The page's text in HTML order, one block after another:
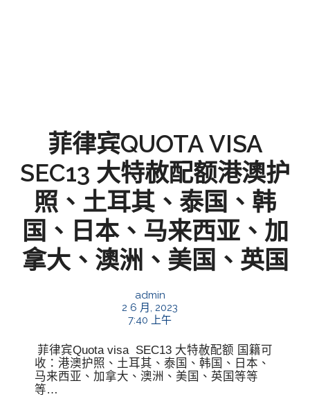
菲律宾QUOTA VISA
SEC13 大特赦配额港澳护
照、土耳其、泰国、韩
国、日本、马来西亚、加
拿大、澳洲、美国、英国
admin
2 6 月, 2023
7:40 上午
菲律宾Quota visa SEC13 大特赦配额 国籍可
收：港澳护照、土耳其、泰国、韩国、日本、
马来西亚、加拿大、澳洲、美国、英国等等
等…